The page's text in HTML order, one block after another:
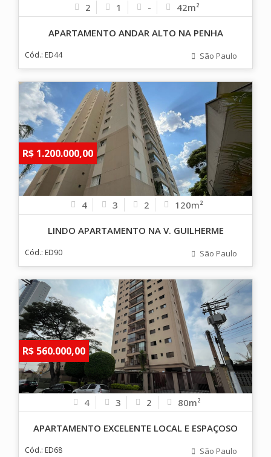
2 1 - 42m²
APARTAMENTO ANDAR ALTO NA PENHA
Cód.: ED44 São Paulo
R$ 1.200.000,00
4 3 2 120m²
LINDO APARTAMENTO NA V. GUILHERME
Cód.: ED90 São Paulo
R$ 560.000,00
4 3 2 80m²
APARTAMENTO EXCELENTE LOCAL E ESPAÇOSO
Cód.: ED68 São Paulo